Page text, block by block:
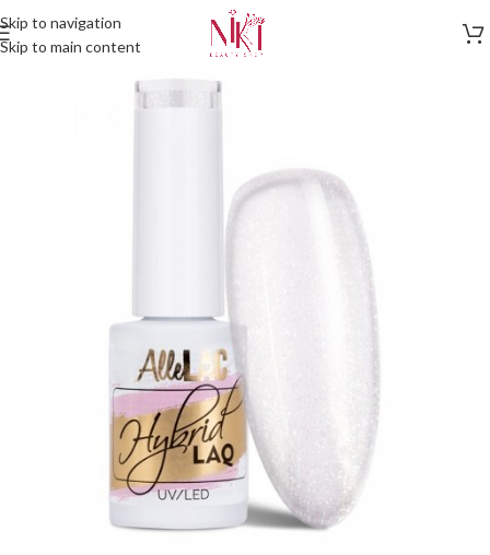
Skip to navigation
Skip to main content